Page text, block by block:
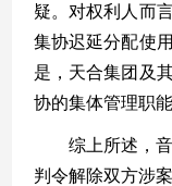
疑。对权利人而
集协迟延分配使
是，天合集团及
协的集体管理职
综上所述，
判令解除双方涉